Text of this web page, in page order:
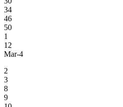
34
46
50
1
12
Mar-4
2
3
8
9